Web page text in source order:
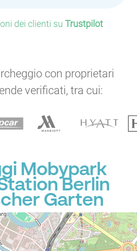
dei clienti su Trustpilot
con proprietari
verificati, tra cui:
Mobypark
Berlin
Garten